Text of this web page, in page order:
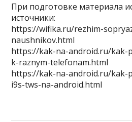
При подготовке материала
источники:
https://wifika.ru/rezhim-
naushnikov.html
https://kak-na-android.ru/kak-
k-raznym-telefonam.html
https://kak-na-android.ru/kak-
i9s-tws-na-android.html